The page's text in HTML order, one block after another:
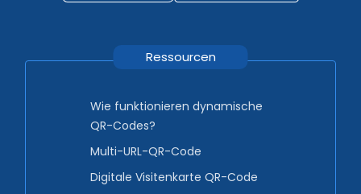
Ressourcen
Wie funktionieren dynamische
QR-Codes?
Multi-URL-QR-Code
Digitale Visitenkarte QR-Code